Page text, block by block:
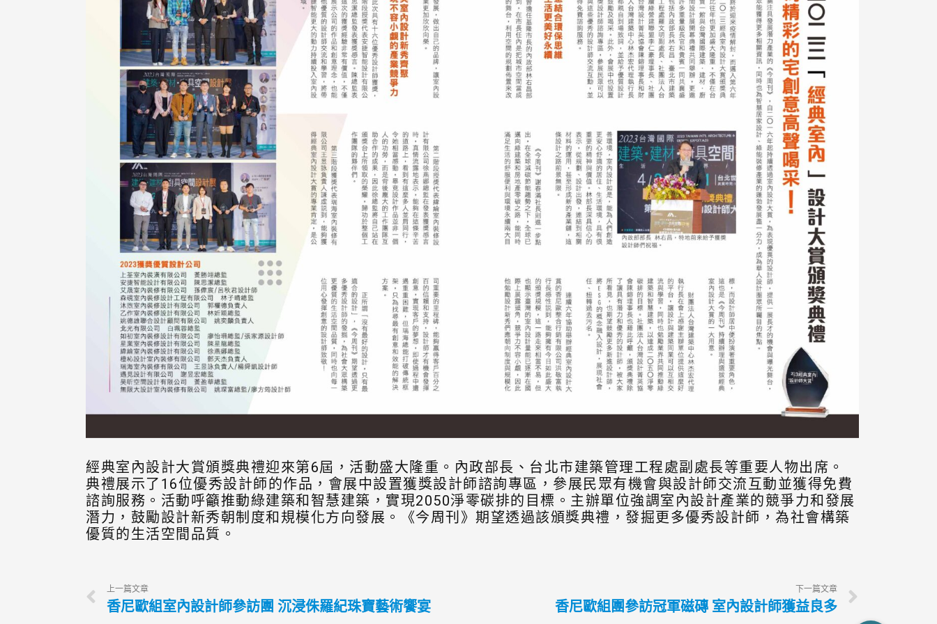
經典室內設計大賞頒獎典禮迎來第6屆，活動盛大隆重。內政部長、台北市建築管理工程處副處長等重要人物出席。
典禮展示了16位優秀設計師的作品，會展中設置獲獎設計師諮詢專區，參展民眾有機會與設計師交流互動並獲得免費
諮詢服務。活動呼籲推動綠建築和智慧建築，實現2050淨零碳排的目標。主辦單位強調室內設計產業的競爭力和發展
潛力，鼓勵設計新秀朝制度和規模化方向發展。《今周刊》期望透過該頒獎典禮，發掘更多優秀設計師，為社會構築
優質的生活空間品質。
上一篇文章
香尼歐組室內設計師參訪團 沉浸侏羅紀珠寶藝術饗宴
下一篇文章
香尼歐組團參訪冠軍磁磚 室內設計師獲益良多